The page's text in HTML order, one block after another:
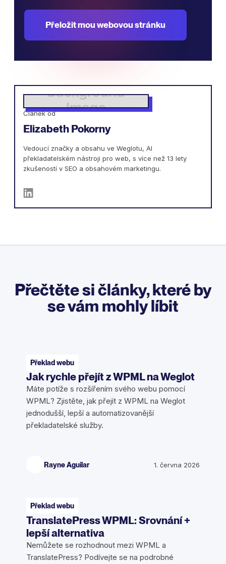
Přeložit mou webovou stránku
Článek od
Elizabeth Pokorny
Vedoucí značky a obsahu ve Weglotu, AI
překladatelském nástroji pro web, s více než 13 lety
zkušeností v SEO a obsahovém marketingu.
Přečtěte si články, které by
se vám mohly líbit
Překlad webu
Jak rychle přejít z WPML na Weglot
Máte potíže s rozšířením svého webu pomocí
WPML? Zjistěte, jak přejít z WPML na Weglot
jednodušší, lepší a automatizovanější
překladatelské služby.
Rayne Aguilar 1. června 2026
Překlad webu
TranslatePress WPML: Srovnání +
lepší alternativa
Nemůžete se rozhodnout mezi WPML a
TranslatePress? Podívejte se na podrobné